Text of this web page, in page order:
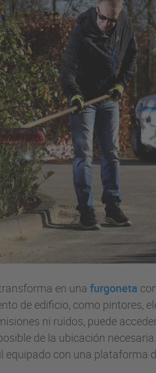
en una furgoneta
de edificio, como pintores,
ni ruidos, puede
de la ubicación
equipado con una plataforma